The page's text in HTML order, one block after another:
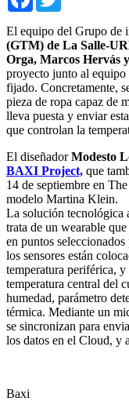
El equipo del Grupo de
(GTM) de La Salle-
Orga, Marcos Hervás
proyecto junto al
fijado. Concretamente,
pieza de ropa capaz de
lleva puesta y enviar
que controlan la
El diseñadorModesto
BAXI Project, que
14 de septiembre en
modelo Martina Klein.
La solución tecnológica
trata de un wearable
en puntos
los sensores están
temperatura periférica,
temperatura central del
humedad, parámetro
térmica. Mediante un
se sincronizan para
los datos en el Cloud, y
Baxi